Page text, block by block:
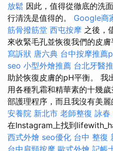
放鬆 因此，值得從徹底的洗
行清洗是值得的。 Google商
筋骨撥筋堂 西屯按摩 之後，
來收緊毛孔並恢復我們的皮膚
寫訴狀 唐六典 台中按摩推薦
seo 小型外燴推薦 台北牙醫
助於恢復皮膚的pH平衡。 我
用各種乳霜和精華素的十幾
部護理程序，而且我沒有美麗
安養院 新北市 老師整復 詠春
在Instagram上找到
西式外燴 seo優化 台中 整復
台中肩頸按摩 歐式外燴 記帳